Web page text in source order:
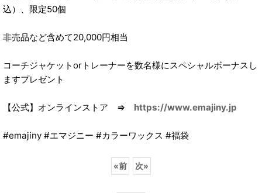
込）、‬‪限定50個
‪非売品など含めて20,000円相当‬
‪コーチジャケットorトレーナーを数名様にスペシャルボーナスし
ますプレゼント‬
【公式】オンラインストア ⇒ ‪ https://www.emajiny.jp
‪#emajiny #エマジニー #カラーワックス #福袋‬
«前 次»